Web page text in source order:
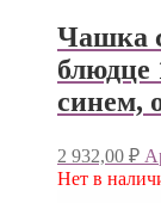
Чашка
блюдце
синем,
2 932,00 ₽
Нет в